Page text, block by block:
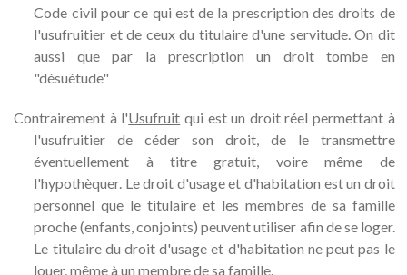
Code civil pour ce qui est de la prescription des droits de
l'usufruitier et de ceux du titulaire d'une servitude. On dit
aussi que par la prescription un droit tombe en
"désuétude"
Contrairement à l'Usufruit qui est un droit réel permettant à
l'usufruitier de céder son droit, de le transmettre
éventuellement à titre gratuit, voire même de
l'hypothèquer. Le droit d'usage et d'habitation est un droit
personnel que le titulaire et les membres de sa famille
proche (enfants, conjoints) peuvent utiliser afin de se loger.
Le titulaire du droit d'usage et d'habitation ne peut pas le
louer, même à un membre de sa famille.